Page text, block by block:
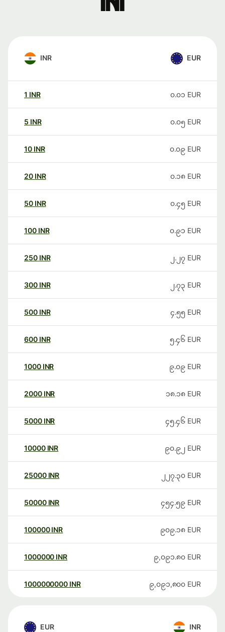
INR EUR
1 INR ၀.၀၁ EUR
5 INR ၀.၀၅ EUR
10 INR ၀.၀၉ EUR
20 INR ၀.၁၈ EUR
50 INR ၀.၄၅ EUR
100 INR ၀.၉၁ EUR
250 INR ၂.၂၇ EUR
300 INR ၂.၇၃ EUR
500 INR ၄.၅၅ EUR
600 INR ၅.၄၆ EUR
1000 INR ၉.၀၉ EUR
2000 INR ၁၈.၁၈ EUR
5000 INR ၄၅.၄၆ EUR
10000 INR ၉၀.၉၂ EUR
25000 INR ၂၂၇.၃၀ EUR
50000 INR ၄၅၄.၅၉ EUR
100000 INR ၉၀၉.၁၈ EUR
1000000 INR ၉,၀၉၁.၈၀ EUR
1000000000 INR ၉,၀၉၁,၈၀၀ EUR
EUR INR